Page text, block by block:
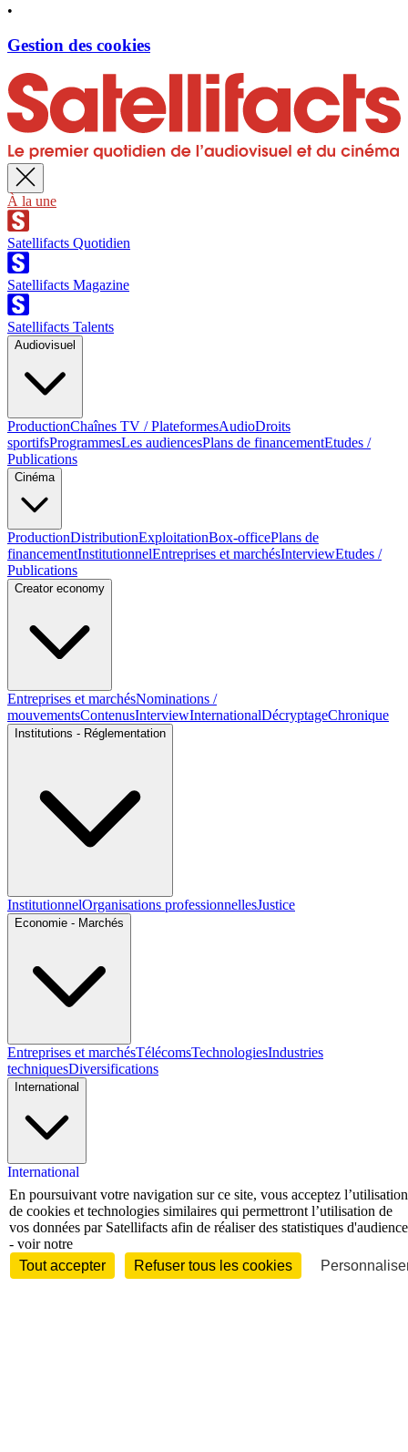
•
Gestion des cookies
À la une
Satellifacts Quotidien
Satellifacts Magazine
Satellifacts Talents
Audiovisuel
ProductionChaînes TV / PlateformesAudioDroits
sportifsProgrammesLes audiencesPlans de financementEtudes /
Publications
Cinéma
ProductionDistributionExploitationBox-officePlans de
financementInstitutionnelEntreprises et marchésInterviewEtudes /
Publications
Creator economy
Entreprises et marchésNominations /
mouvementsContenusInterviewInternationalDécryptageChronique
Institutions - Réglementation
InstitutionnelOrganisations professionnellesJustice
Economie - Marchés
Entreprises et marchésTélécomsTechnologiesIndustries
techniquesDiversifications
International
International
Personnalités
InterviewBiographiesNominations /
En poursuivant votre navigation sur ce site, vous acceptez l’utilisation
de cookies et technologies similaires qui permettront l’utilisation de
vos données par Satellifacts afin de réaliser des statistiques d'audience
- voir notre
Tout accepter
Refuser tous les cookies